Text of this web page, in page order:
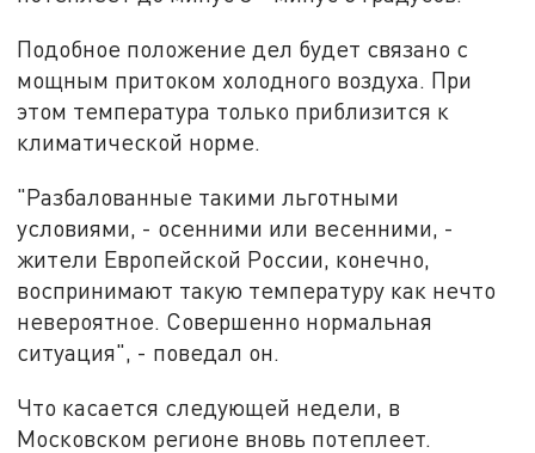
Подобное положение дел будет связано с
мощным притоком холодного воздуха. При
этом температура только приблизится к
климатической норме.
"Разбалованные такими льготными
условиями, - осенними или весенними, -
жители Европейской России, конечно,
воспринимают такую температуру как нечто
невероятное. Совершенно нормальная
ситуация", - поведал он.
Что касается следующей недели, в
Московском регионе вновь потеплеет.